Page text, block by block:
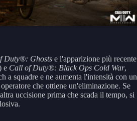
Duty®: Ghosts e l'apparizione più recente
e Call of Duty®: Black Ops Cold War,
a squadre e ne aumenta l'intensità con un
che ottiene un'eliminazione. Se
uccisione prima che scada il tempo, si